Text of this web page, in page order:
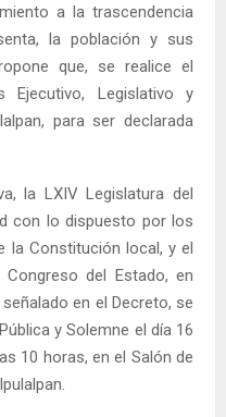
a la trascendencia
la población y sus
que, se realice el
Legislativo y
para ser declarada
la LXIV Legislatura del
con lo dispuesto por los
la Constitución local, y el
del Estado, en
en el Decreto, se
y Solemne el día 16
10 horas, en el Salón de